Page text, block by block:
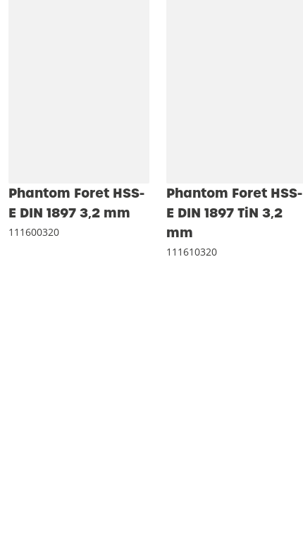
Phantom Foret HSS-
E DIN 1897 3‚2 mm
111600320
Phantom Foret HSS-
E DIN 1897 TiN 3‚2
mm
111610320